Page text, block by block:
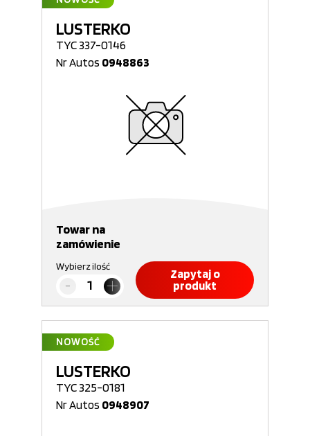
LUSTERKO
TYC 337-0146
Nr Autos 0948863
Towar na
zamówienie
Wybierz ilość
Zapytaj o
produkt
NOWOŚĆ
LUSTERKO
TYC 325-0181
Nr Autos 0948907